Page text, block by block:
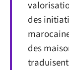
des
des